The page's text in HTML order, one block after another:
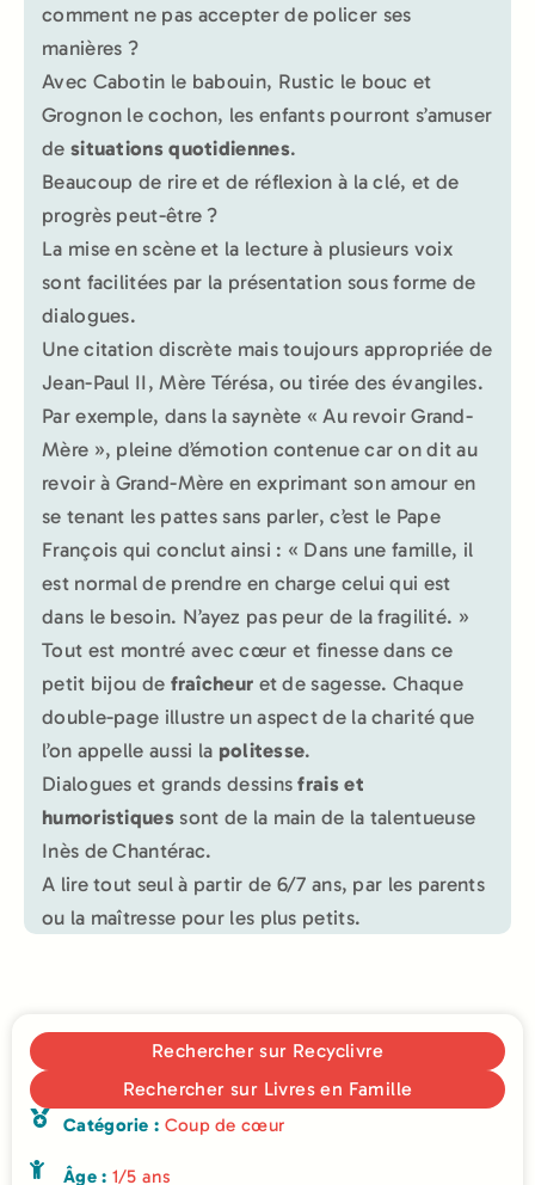
comment ne pas accepter de policer ses
manières ?
Avec Cabotin le babouin, Rustic le bouc et
Grognon le cochon, les enfants pourront s’amuser
de situations quotidiennes.
Beaucoup de rire et de réflexion à la clé, et de
progrès peut-être ?
La mise en scène et la lecture à plusieurs voix
sont facilitées par la présentation sous forme de
dialogues.
Une citation discrète mais toujours appropriée de
Jean-Paul II, Mère Térésa, ou tirée des évangiles.
Par exemple, dans la saynète « Au revoir Grand-
Mère », pleine d’émotion contenue car on dit au
revoir à Grand-Mère en exprimant son amour en
se tenant les pattes sans parler, c’est le Pape
François qui conclut ainsi : « Dans une famille, il
est normal de prendre en charge celui qui est
dans le besoin. N’ayez pas peur de la fragilité. »
Tout est montré avec cœur et finesse dans ce
petit bijou de fraîcheur et de sagesse. Chaque
double-page illustre un aspect de la charité que
l’on appelle aussi la politesse.
Dialogues et grands dessinsfrais et
humoristiquessont de la main de la talentueuse
Inès de Chantérac.
A lire tout seul à partir de 6/7 ans, par les parents
ou la maîtresse pour les plus petits.
Rechercher sur Recyclivre
Rechercher sur Livres en Famille
Catégorie : Coup de cœur
Âge : 1/5 ans